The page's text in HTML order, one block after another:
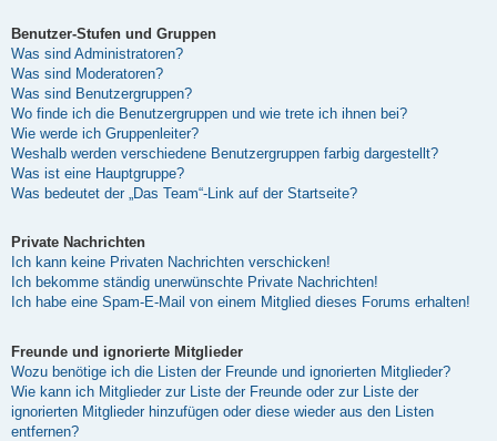
Benutzer-Stufen und Gruppen
Was sind Administratoren?
Was sind Moderatoren?
Was sind Benutzergruppen?
Wo finde ich die Benutzergruppen und wie trete ich ihnen bei?
Wie werde ich Gruppenleiter?
Weshalb werden verschiedene Benutzergruppen farbig dargestellt?
Was ist eine Hauptgruppe?
Was bedeutet der „Das Team“-Link auf der Startseite?
Private Nachrichten
Ich kann keine Privaten Nachrichten verschicken!
Ich bekomme ständig unerwünschte Private Nachrichten!
Ich habe eine Spam-E-Mail von einem Mitglied dieses Forums erhalten!
Freunde und ignorierte Mitglieder
Wozu benötige ich die Listen der Freunde und ignorierten Mitglieder?
Wie kann ich Mitglieder zur Liste der Freunde oder zur Liste der
ignorierten Mitglieder hinzufügen oder diese wieder aus den Listen
entfernen?